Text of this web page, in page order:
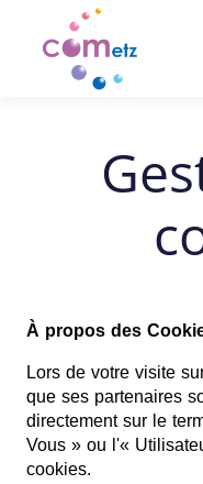
À propos des
Lors de votre visite
que ses partenaires
directement sur le
Vous » ou l'«
cookies.